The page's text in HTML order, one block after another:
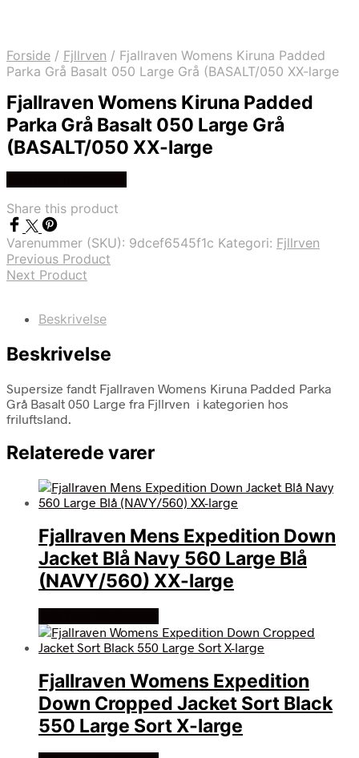
Forside / Fjllrven / Fjallraven Womens Kiruna Padded
Parka Grå Basalt 050 Large Grå (BASALT/050 XX-large
Fjallraven Womens Kiruna Padded
Parka Grå Basalt 050 Large Grå
(BASALT/050 XX-large
Share this product
Varenummer (SKU): 9dcef6545f1c Kategori: Fjllrven
Previous Product
Next Product
Beskrivelse
Beskrivelse
Supersize fandt Fjallraven Womens Kiruna Padded Parka
Grå Basalt 050 Large fra Fjllrven i kategorien hos
friluftsland.
Relaterede varer
Fjallraven Mens Expedition Down
Jacket Blå Navy 560 Large Blå
(NAVY/560) XX-large
Fjallraven Womens Expedition
Down Cropped Jacket Sort Black
550 Large Sort X-large